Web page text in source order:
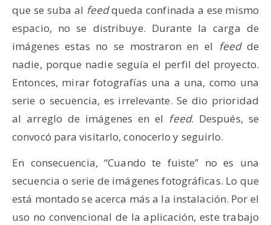
que se suba al feedqueda confinada a ese mismo
espacio, no se distribuye. Durante la carga de
imágenes estas no se mostraron en el feedde
nadie, porque nadie seguía el perfil del proyecto.
Entonces, mirar fotografías una a una, como una
serie o secuencia, es irrelevante. Se dio prioridad
al arreglo de imágenes en el feed. Después, se
convocó para visitarlo, conocerlo y seguirlo.
En consecuencia, “Cuando te fuiste” no es una
secuencia o serie de imágenes fotográficas. Lo que
está montado se acerca más a la instalación. Por el
uso no convencional de la aplicación, este trabajo